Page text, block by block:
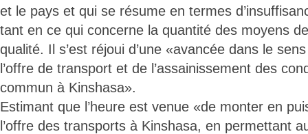
et le pays et qui se résume en termes
tant en ce qui concerne la quantité des moyens
qualité. Il s’est réjoui d’une «avancée dans le
l’offre de transport et de l’assainissement des
commun à Kinshasa».
Estimant que l’heure est venue «de monter en
l’offre des transports à Kinshasa, en permettant